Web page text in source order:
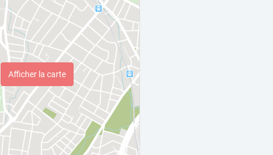
Afficher la carte